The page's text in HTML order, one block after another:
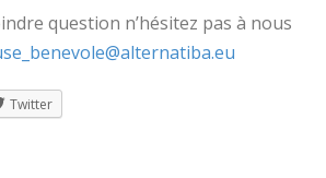
question n’hésitez pas à nous
Twitter